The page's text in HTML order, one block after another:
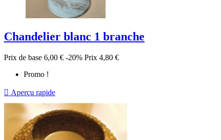
Chandelier blanc 1 branche
Prix de base 6,00 € -20% Prix 4,80 €
Promo !
 Aperçu rapide